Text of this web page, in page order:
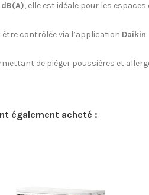
, elle est idéale pour les
être contrôlée via l’application Daikin
de piéger poussières et
également acheté :